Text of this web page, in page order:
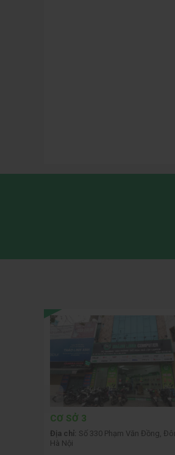
CƠ SỞ 3
Địa chỉ: Số 330 Phạm Văn Đồng,
Hà Nội